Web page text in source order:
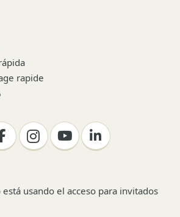
rapide
usando el acceso para invitados